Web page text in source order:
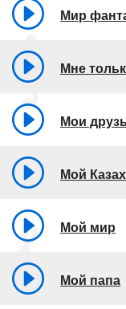
Мир
Мне
Мои
Мой
Мой мир
Мой папа